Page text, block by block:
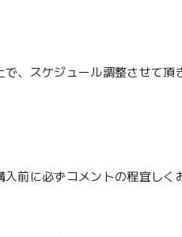
、スケジュール調整させて頂
前に必ずコメントの程宜しく